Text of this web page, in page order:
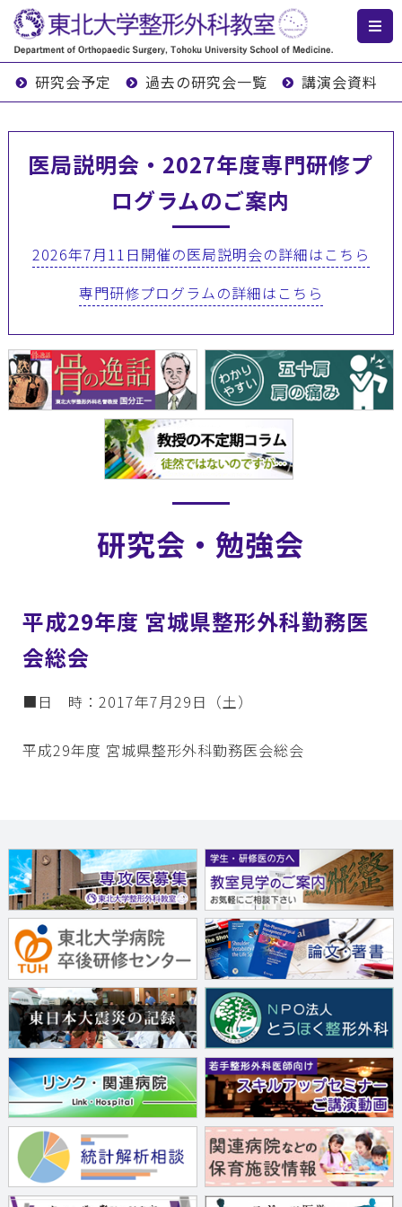
研究会予定 過去の研究会一覧 講演会資料
医局説明会・2027年度専門研修プ
ログラムのご案内
2026年7月11日開催の医局説明会の詳細はこちら
専門研修プログラムの詳細はこちら
研究会・勉強会
平成29年度 宮城県整形外科勤務医
会総会
■日 時：2017年7月29日（土）
平成29年度 宮城県整形外科勤務医会総会